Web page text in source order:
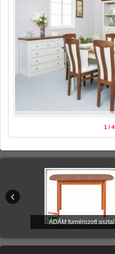
1 / 4
ÁDÁM furnérozott asztal